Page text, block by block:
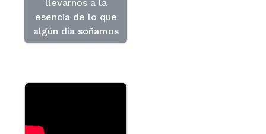
llevarnos a la
esencia de lo que
algún día soñamos